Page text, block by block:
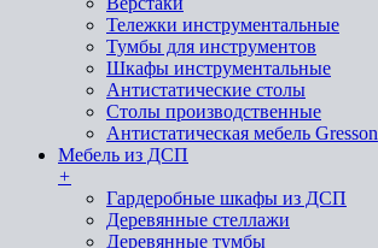
Тележки инструментальные
Тумбы для инструментов
Шкафы инструментальные
Антистатические столы
Столы производственные
Антистатическая мебель Gresson
Мебель из ДСП
+
Гардеробные шкафы из ДСП
Деревянные стеллажи
Деревянные тумбы